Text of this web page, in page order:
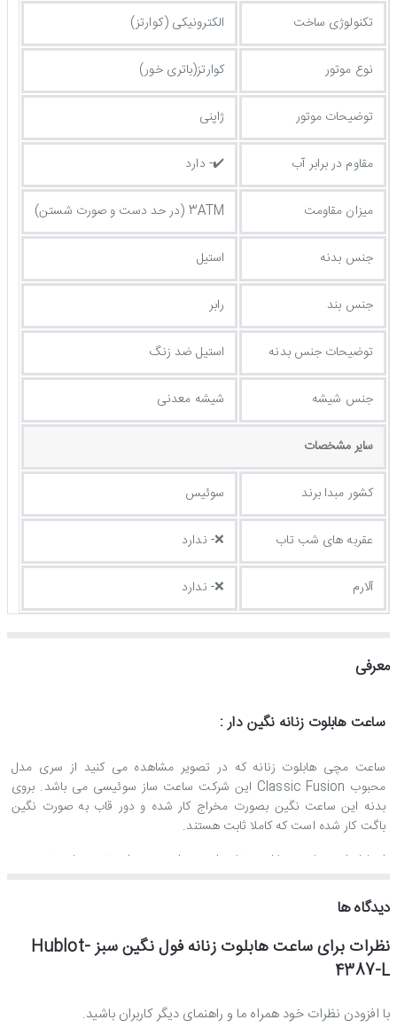
تکنولوژی ساخت الکترونیکی (کوارتز)
نوع موتور کوارتز(باتری خور)
توضیحات موتور ژاپنی
مقاوم در برابر آب ✔️- دارد
میزان مقاومت 3ATM (در حد دست و صورت شستن)
جنس بدنه استیل
جنس بند رابر
توضيحات جنس بدنه استیل ضد زنگ
جنس شیشه شیشه معدنی
ساير مشخصات
کشور مبدا برند سوئیس
عقربه های شب تاب ❌- ندارد
آلارم ❌- ندارد
معرفی
ساعت هابلوت زنانه نگین دار :
ساعت مچی هابلوت زنانه که در تصویر مشاهده می کنید از سری مدل
محبوب Classic Fusion این شرکت ساعت ساز سوئیسی می باشد. بروی
بدنه این ساعت نگین بصورت مخراج کار شده و دور قاب به صورت نگین
باگت کار شده است که کاملا ثابت هستند.
استایل این ساعت هابلوت زنانه اسپرت است و برای تیپ های غیررسمی
جنس بند و بدنه ساعت مچی هابلوت
جنس بدنه و قفل این ساعت هابلوت از استیل ضدزنگ و ضدحساسیت ساخته
شده است و بخاطر آبکاری قوی و با ثباتی که بروی این قسمت ها انجام شده،
دیدگاه ها
نظرات برای ساعت هابلوت زنانه فول نگین سبز Hublot-
4387-L
با افزودن نظرات خود همراه ما و راهنمای دیگر کاربران باشید.